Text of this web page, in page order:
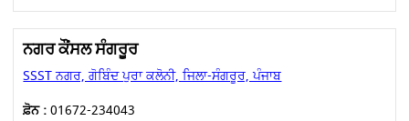
ਨਗਰ ਕੌਂਸਲ ਸੰਗਰੂਰ
SSST ਨਗਰ, ਗੋਬਿੰਦ ਪੁਰਾ ਕਲੋਨੀ, ਜਿਲਾ-ਸੰਗਰੂਰ, ਪੰਜਾਬ
ਫ਼ੋਨ :01672-234043